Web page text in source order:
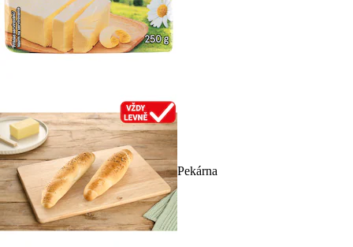
Pekárna